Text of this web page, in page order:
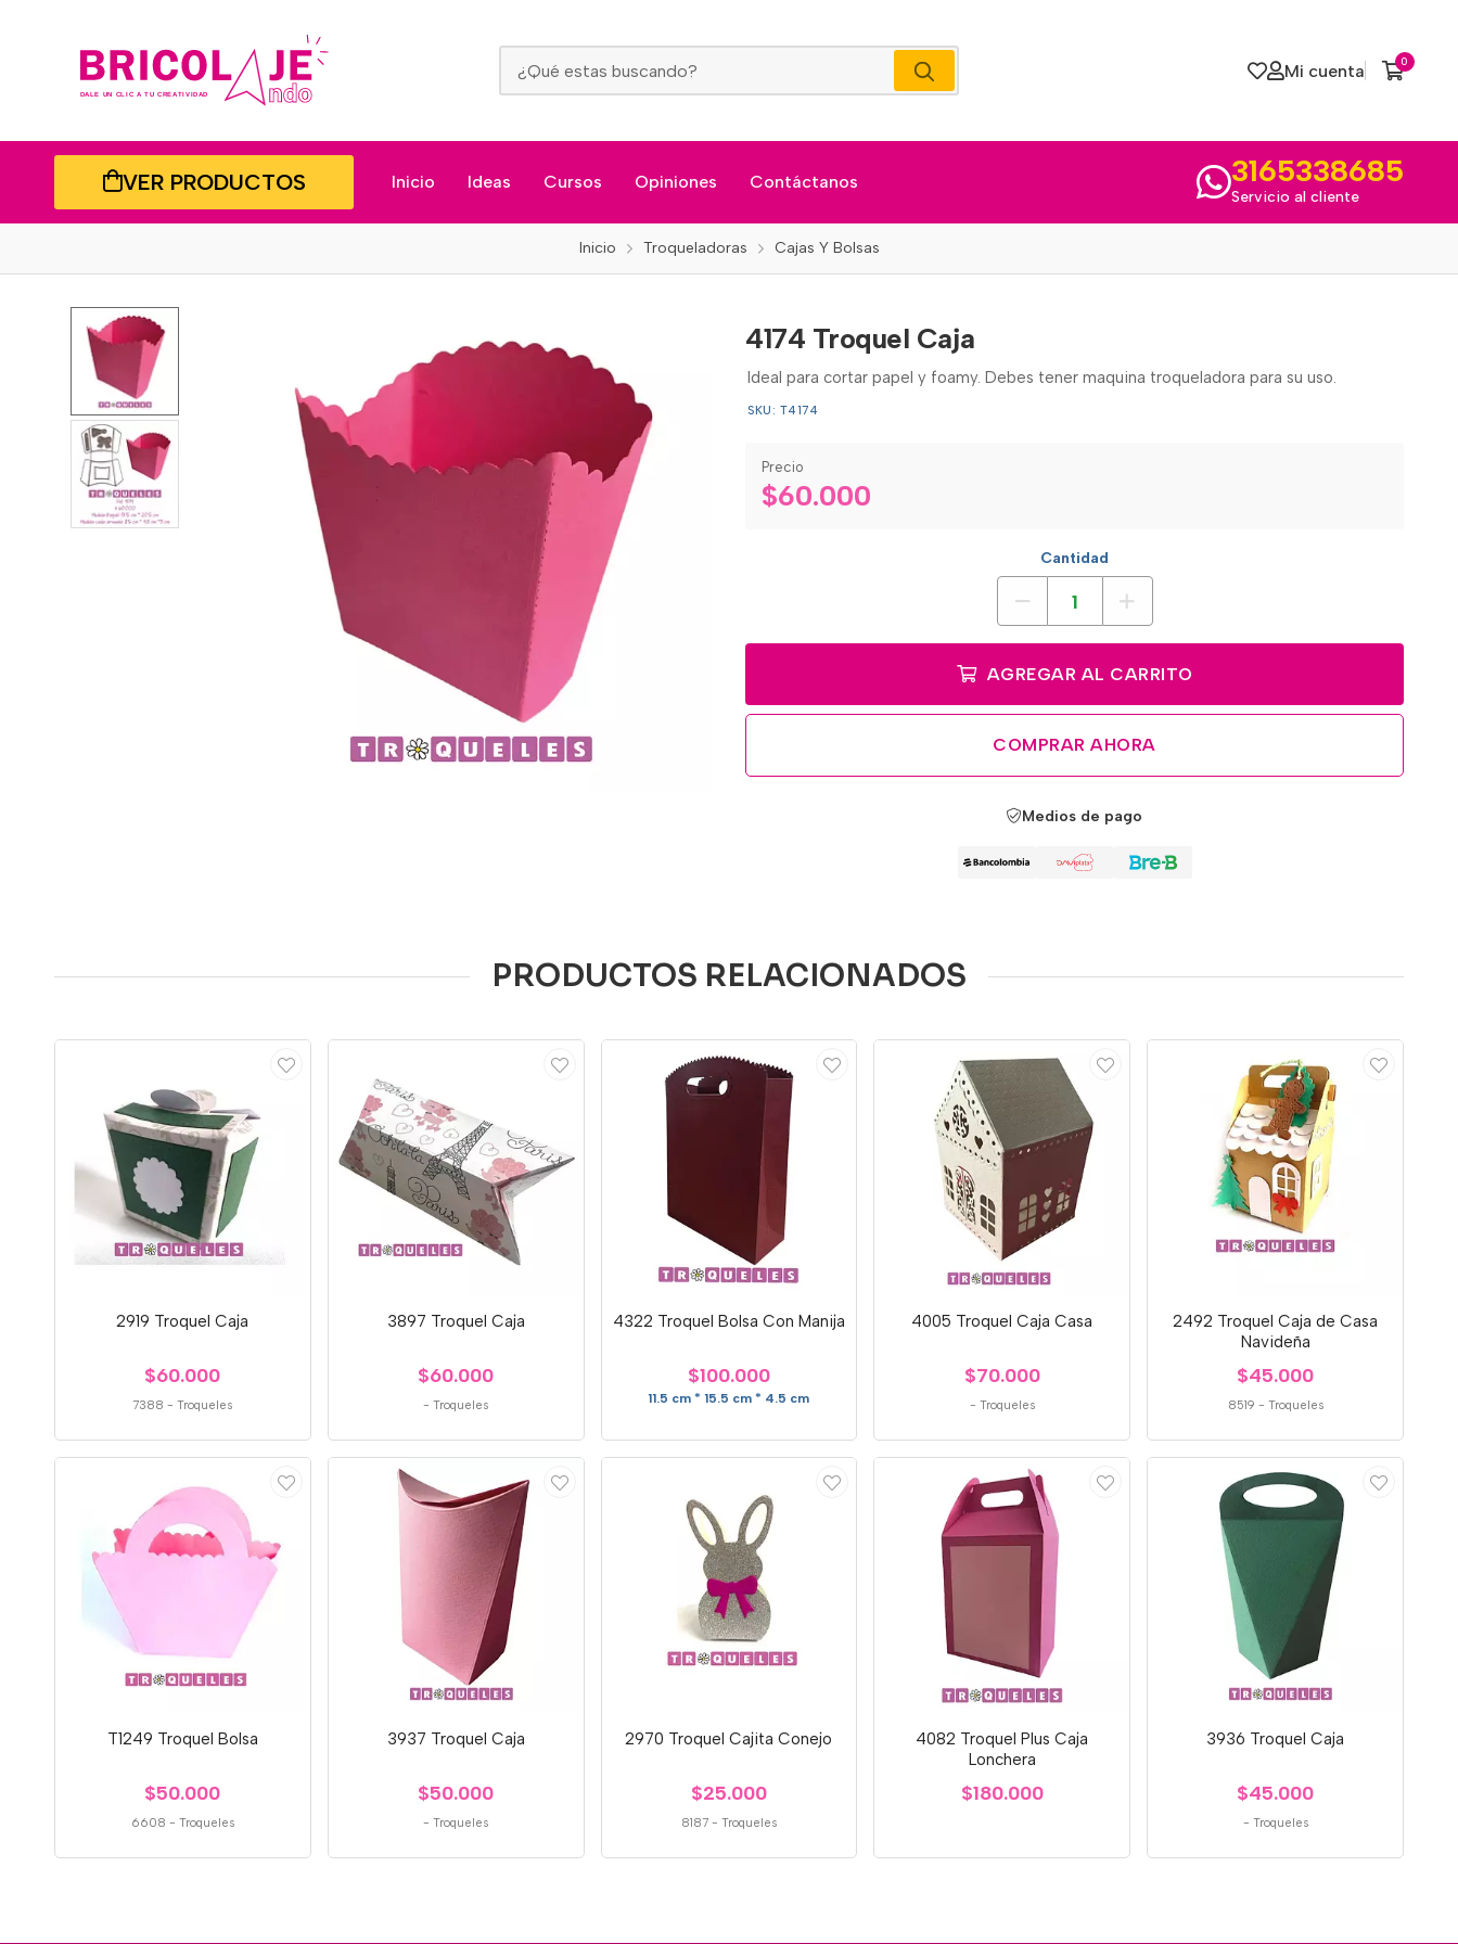
Mi cuenta 0
VER PRODUCTOS Inicio Ideas Cursos Opiniones Contáctanos 3165338685
Servicio al cliente
Inicio Troqueladoras Cajas Y Bolsas
4174 Troquel Caja
Ideal para cortar papel y foamy. Debes tener maquina troqueladora para su uso.
SKU: T4174
Precio
$60.000
Cantidad
AGREGAR AL CARRITO
COMPRAR AHORA
Medios de pago
PRODUCTOS RELACIONADOS
2919 Troquel Caja
$60.000
7388 -Troqueles
3897 Troquel Caja
$60.000
-Troqueles
4322 Troquel Bolsa Con Manija
$100.000
11.5 cm * 15.5 cm * 4.5 cm
4005 Troquel Caja Casa
$70.000
- Troqueles
2492 Troquel Caja de Casa
Navideña
$45.000
8519 - Troqueles
T1249 Troquel Bolsa
$50.000
6608 - Troqueles
3937 Troquel Caja
$50.000
-Troqueles
2970 Troquel Cajita Conejo
$25.000
8187 - Troqueles
4082 Troquel Plus Caja
Lonchera
$180.000
3936 Troquel Caja
$45.000
- Troqueles